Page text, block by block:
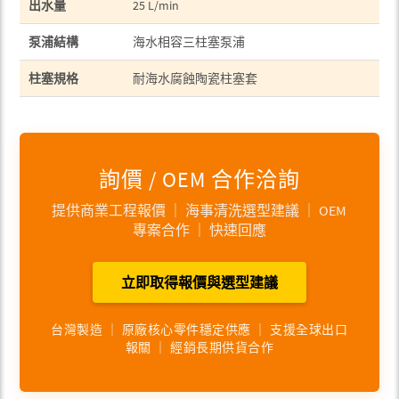
出水量 25 L/min
泵浦結構 海水相容三柱塞泵浦
柱塞規格 耐海水腐蝕陶瓷柱塞套
詢價 / OEM 合作洽詢
提供商業工程報價 ｜ 海事清洗選型建議 ｜ OEM
專案合作 ｜ 快速回應
立即取得報價與選型建議
台灣製造 ｜ 原廠核心零件穩定供應 ｜ 支援全球出口
報關 ｜ 經銷長期供貨合作